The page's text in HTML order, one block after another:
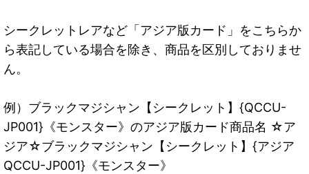
シークレットレアなど「アジア版カード」をこちらか
ら表記している場合を除き、商品を区別しておりませ
ん。
例）ブラックマジシャン【シークレット】{QCCU-
JP001}《モンスター》のアジア版カード商品名 ☆ア
ジア☆ブラックマジシャン【シークレット】{アジア
QCCU-JP001}《モンスター》